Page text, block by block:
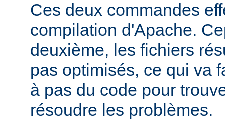
Ces deux commandes
compilation d'Apache.
deuxième, les fichiers
pas optimisés, ce qui va
à pas du code pour
résoudre les problèmes.